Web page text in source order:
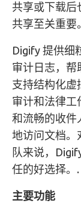
共享或下载后
共享至关重要
Digify 提供细
审计日志，帮
支持结构化虚
审计和法律工
和流畅的收件
地访问文档。
队来说，
任的好选择。.
主要功能